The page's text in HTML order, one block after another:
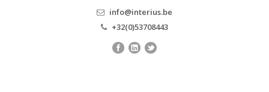
info@interius.be
+32(0)53708443